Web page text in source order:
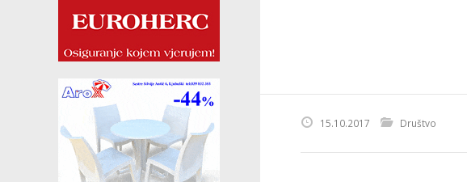
15.10.2017 Društvo